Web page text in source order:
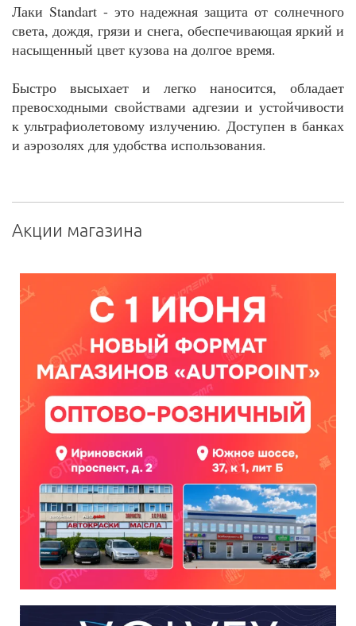
Лаки Standart - это надежная защита от солнечного
света, дождя, грязи и снега, обеспечивающая яркий и
насыщенный цвет кузова на долгое время.
Быстро высыхает и легко наносится, обладает
превосходными свойствами адгезии и устойчивости
к ультрафиолетовому излучению. Доступен в банках
и аэрозолях для удобства использования.
Акции магазина